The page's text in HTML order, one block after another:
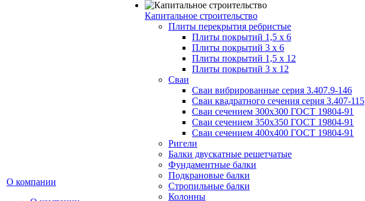
О компании
Капитальное строительство
Плиты перекрытия ребристые
Плиты покрытий 1,5 x 6
Плиты покрытий 3 x 6
Плиты покрытий 1,5 x 12
Плиты покрытий 3 x 12
Сваи
Сваи вибрированные серия 3.407.9-146
Сваи квадратного сечения серия 3.407-115
Сваи сечением 300х300 ГОСТ 19804-91
Сваи сечением 350х350 ГОСТ 19804-91
Сваи сечением 400х400 ГОСТ 19804-91
Ригели
Балки двускатные решетчатые
Фундаментные балки
Подкрановые балки
Стропильные балки
Колонны